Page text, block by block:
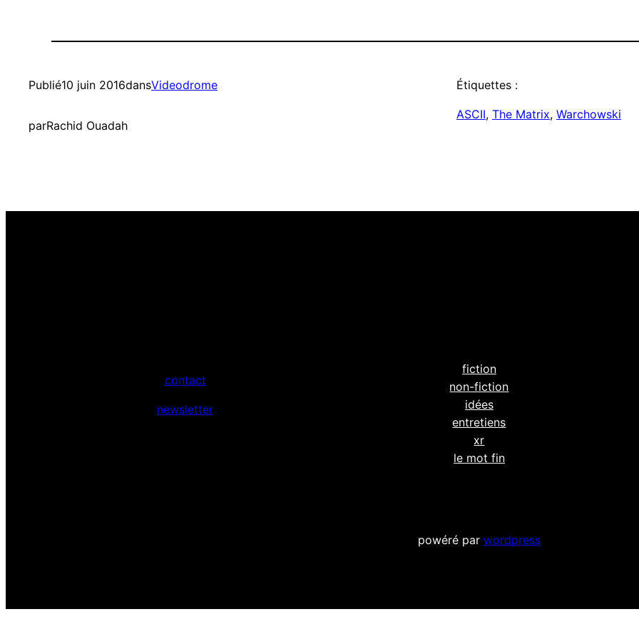
Publié10 juin 2016dansVideodrome
parRachid Ouadah
Étiquettes :
ASCII, The Matrix, Warchowski
contact
newsletter
fiction
non-fiction
idées
entretiens
xr
le mot fin
powéré par wordpress